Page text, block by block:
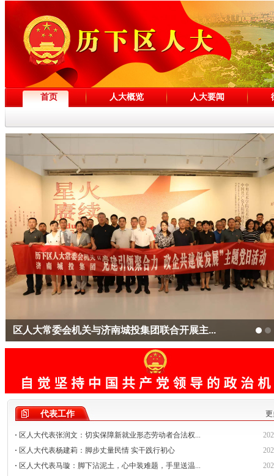
首页 人大概览 人大要闻
区人大常委会调研全区优化营商环境工作
代表工作 更
· 区人大代表张润文：切实保障新就业形态劳动者合法权...
· 区人大代表杨建莉：脚步丈量民情 实干践行初心
· 区人大代表马璇：脚下沾泥土，心中装难题，手里送温...